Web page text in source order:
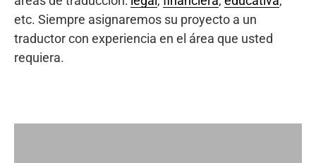
etc. Siempre asignaremos su proyecto a un
traductor con experiencia en el área que usted
requiera.